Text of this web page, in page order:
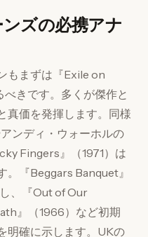
ズの必携アナ
もまずは『Exile on
きです。多くが傑作と
真価を発揮します。同様
ンディ・ウォーホルの
Fingers』（1971）は
。『Beggars Banquet』
、『Out of Our
』（1966）など初期
明確に示します。UKの